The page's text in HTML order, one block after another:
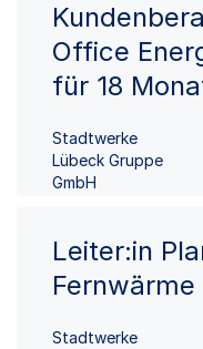
Office
für 18
Stadtwerke
Lübeck Gruppe
GmbH
Leiter:in
Fernwärme
Stadtwerke